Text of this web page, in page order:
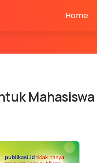
Home
Mahasiswa